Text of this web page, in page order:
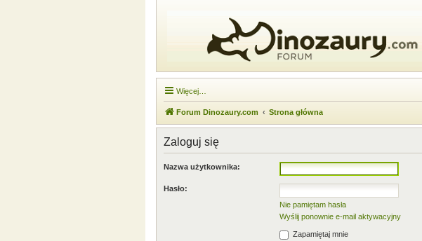
Więcej…
Forum Dinozaury.com Strona główna
Zaloguj się
Nazwa użytkownika:
Hasło:
Nie pamiętam hasła
Wyślij ponownie e-mail aktywacyjny
Zapamiętaj mnie